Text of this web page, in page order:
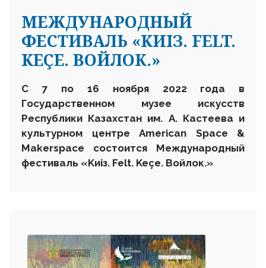
МЕЖДУНАРОДНЫЙ
ФЕСТИВАЛЬ «KИIЗ. FELT.
KEÇE. ВОЙЛОК.»
С 7 по 16 ноября 2022 года в
Государственном музее искусств
Республики Казахстан им. А. Кастеева и
культурном центре American Space &
Makerspace
состоится Международный
фестиваль «Kиiз. Felt. Keçe. Войлок.»